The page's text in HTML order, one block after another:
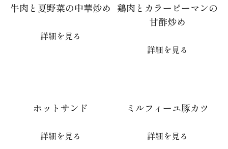
牛肉と夏野菜の中華炒め
詳細を見る
鶏肉とカラーピーマンの
甘酢炒め
詳細を見る
ホットサンド
詳細を見る
ミルフィーユ豚カツ
詳細を見る